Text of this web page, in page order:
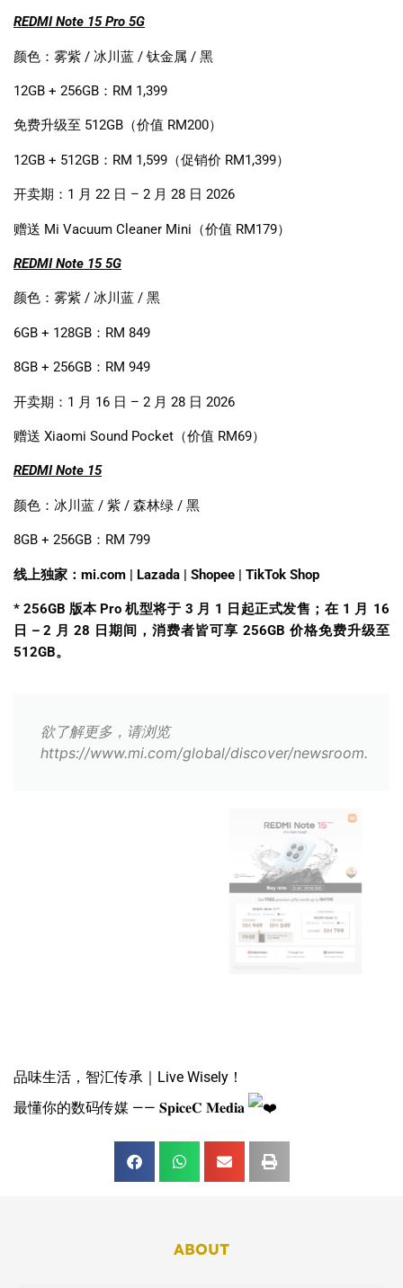
REDMI Note 15 Pro 5G
颜色：雾紫 / 冰川蓝 / 钛金属 / 黑
12GB + 256GB ： RM 1,399
免费升级至 512GB （价值 RM200）
12GB + 512GB ： RM 1,599 （促销价 RM1,399）
开卖期： 1 月 22 日 – 2 月 28 日 2026
赠送 Mi Vacuum Cleaner Mini （价值 RM179）
REDMI Note 15 5G
颜色：雾紫 / 冰川蓝 / 黑
6GB + 128GB ： RM 849
8GB + 256GB ： RM 949
开卖期： 1 月 16 日 – 2 月 28 日 2026
赠送 Xiaomi Sound Pocket （价值 RM69）
REDMI Note 15
颜色：冰川蓝 / 紫 / 森林绿 / 黑
8GB + 256GB ： RM 799
线上独家： mi.com | Lazada | Shopee | TikTok Shop
* 256GB 版本Pro 机型将于 3 月 1 日起正式发售；在 1 月
16
日 – 2 月 28 日期间，消费者皆可享 256GB 价格免费升级至
512GB。
欲了解更多，请浏览
https://www.mi.com/global/discover/newsroom.
品味生活，智汇传承｜Live Wisely！
最懂你的数码传媒 —— 𝐒𝐩𝐢𝐜𝐞𝐂 𝐌𝐞𝐝𝐢𝐚
ABOUT